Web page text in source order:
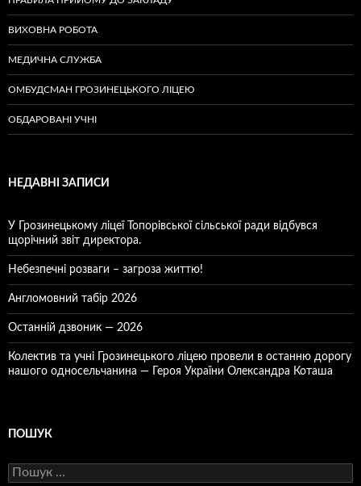
ВИХОВНА РОБОТА
МЕДИЧНА СЛУЖБА
ОМБУДСМАН ГРОЗИНЕЦЬКОГО ЛІЦЕЮ
ОБДАРОВАНІ УЧНІ
НЕДАВНІ ЗАПИСИ
У Грозинецькому ліцеї Топорівської сільської ради відбувся
щорічний звіт директора.
Небезпечні розваги – загроза життю!
Англомовний табір 2026
Останній дзвоник — 2026
Колектив та учні Грозинецького ліцею провели в останню дорогу
нашого односельчанина — Героя України Олександра Коташа
ПОШУК
Пошук: